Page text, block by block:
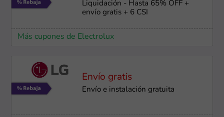
Liquidación - Hasta 65% OFF +
envío gratis + 6 CSI
Más cupones de Electrolux
Envío gratis
Envío e instalación ​gratuita